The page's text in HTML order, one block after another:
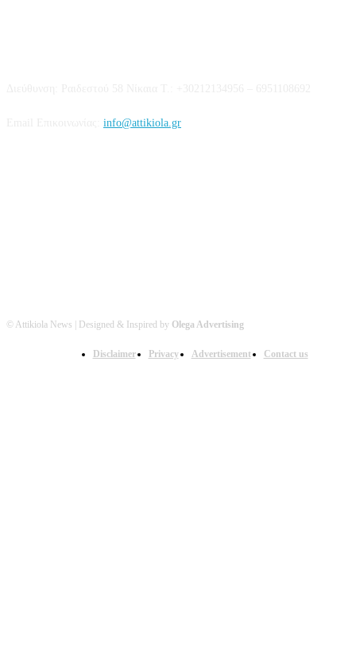
info@attikiola.gr
© Attikiola News | Designed & Inspired by Olega Advertising
Disclaimer Privacy Advertisement Contact us